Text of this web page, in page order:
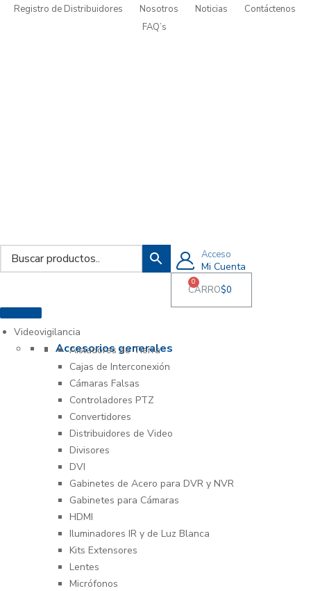
Registro de Distribuidores Nosotros Noticias
Contáctenos
FAQ’s
Acceso
Mi Cuenta
$0
0
CARRO
Videovigilancia
Accesorios generales
Aisladores de Tierra
Cajas de Interconexión
Cámaras Falsas
Controladores PTZ
Convertidores
Distribuidores de Video
Divisores
DVI
Gabinetes de Acero para DVR y NVR
Gabinetes para Cámaras
HDMI
Iluminadores IR y de Luz Blanca
Kits Extensores
Lentes
Micrófonos